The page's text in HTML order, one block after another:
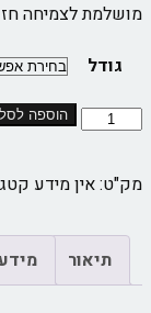
מושלמת לצמיחה
גודל
הוספה לסל
מק"ט:אין מידע
תיאור